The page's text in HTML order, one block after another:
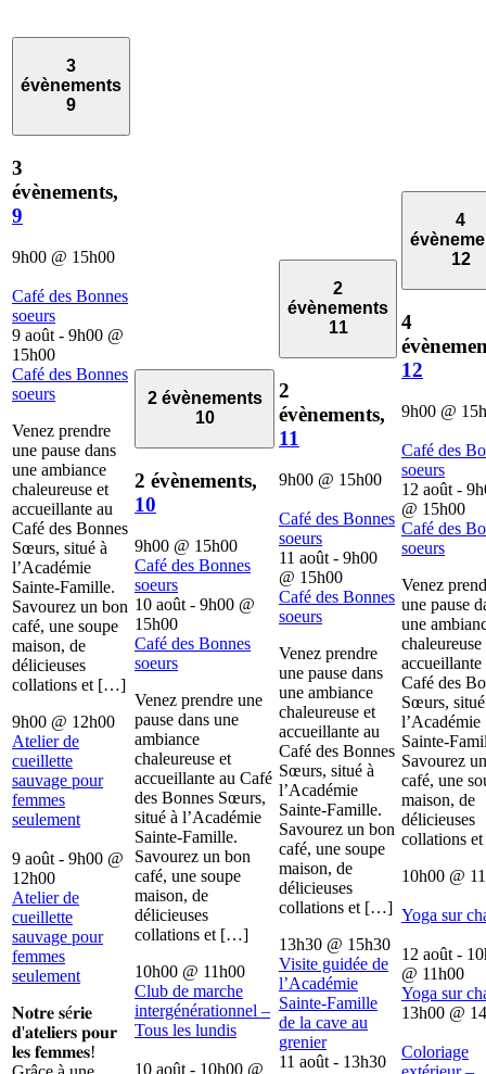
3
évènements
9
3
évènements,
9
9h00 @ 15h00
Café des Bonnes
soeurs
9 août - 9h00 @
15h00
Café des Bonnes
soeurs
Venez prendre
une pause dans
une ambiance
chaleureuse et
accueillante au
Café des Bonnes
Sœurs, situé à
l’Académie
Sainte-Famille.
Savourez un bon
café, une soupe
maison, de
délicieuses
collations et […]
9h00 @ 12h00
Atelier de
cueillette
sauvage pour
femmes
seulement
9 août - 9h00 @
12h00
Atelier de
cueillette
sauvage pour
femmes
seulement
𝐍𝐨𝐭𝐫𝐞 𝐬é𝐫𝐢𝐞
𝐝'𝐚𝐭𝐞𝐥𝐢𝐞𝐫𝐬 𝐩𝐨𝐮𝐫
𝐥𝐞𝐬 𝐟𝐞𝐦𝐦𝐞𝐬!
2 évènements
10
2 évènements,
10
9h00 @ 15h00
Café des Bonnes
soeurs
10 août - 9h00 @
15h00
Café des Bonnes
soeurs
Venez prendre une
pause dans une
ambiance
chaleureuse et
accueillante au Café
des Bonnes Sœurs,
situé à l’Académie
Sainte-Famille.
Savourez un bon
café, une soupe
maison, de
délicieuses
collations et […]
10h00 @ 11h00
Club de marche
intergénérationnel –
Tous les lundis
10 août - 10h00 @
2
évènements
11
2
évènements,
11
9h00 @ 15h00
Café des Bonnes
soeurs
11 août - 9h00
@ 15h00
Café des Bonnes
soeurs
Venez prendre
une pause dans
une ambiance
chaleureuse et
accueillante au
Café des Bonnes
Sœurs, situé à
l’Académie
Sainte-Famille.
Savourez un bon
café, une soupe
maison, de
délicieuses
collations et […]
13h30 @ 15h30
Visite guidée de
l’Académie
Sainte-Famille
de la cave au
grenier
11 août - 13h30
4
12
4
12
9h00 @
Café des
soeurs
12 août -
@ 15h00
Café des
soeurs
Venez
une pause
une
chaleureuse
accueillante
Café des
Sœurs,
l’Académie
Sainte-
Savourez
café, une
maison, de
délicieuses
collations
10h00 @
Yoga sur
12 août -
@ 11h00
Yoga sur
13h00 @
Coloriage